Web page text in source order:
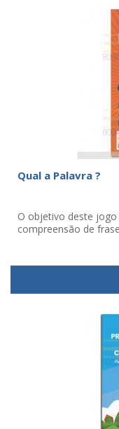
Qual a Palavra ?
O objetivo deste
compreensão de